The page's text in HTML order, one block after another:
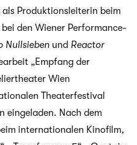
als Produktionsleiterin beim
den Wiener Performance-
Nullsieben und Reactor
„Empfang der
Wien
Theaterfestival
eingeladen. Nach dem
internationalen Kinofilm,